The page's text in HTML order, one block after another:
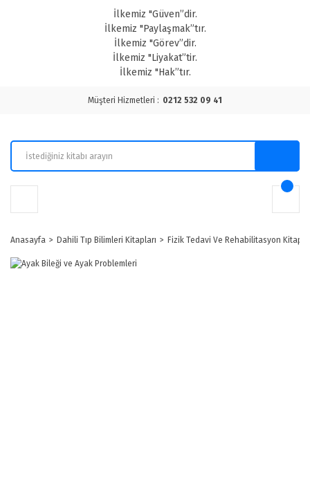
İlkemiz "Güven”dir.
İlkemiz "Paylaşmak”tır.
İlkemiz "Görev”dir.
İlkemiz "Liyakat”tir.
İlkemiz "Hak”tır.
Müşteri Hizmetleri : 0212 532 09 41
Anasayfa Dahili Tıp Bilimleri Kitapları Fizik Tedavi Ve Rehabilitasyon